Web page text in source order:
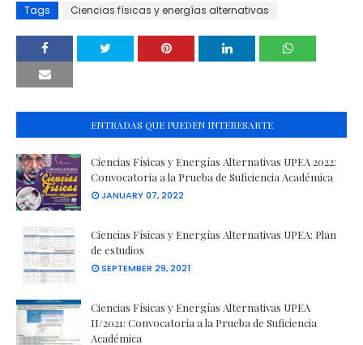
Tags Ciencias físicas y energías alternativas
ENTRADAS QUE PUEDEN INTERESARTE
Ciencias Físicas y Energías Alternativas UPEA 2022:
Convocatoria a la Prueba de Suficiencia Académica
JANUARY 07, 2022
Ciencias Físicas y Energías Alternativas UPEA: Plan
de estudios
SEPTEMBER 29, 2021
Ciencias Físicas y Energías Alternativas UPEA
II/2021: Convocatoria a la Prueba de Suficiencia
Académica